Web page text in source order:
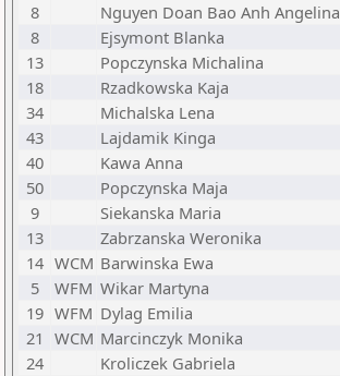
8
Nguyen Doan Bao Anh Angelina
8
Ejsymont Blanka
13
Popczynska Michalina
18
Rzadkowska Kaja
34
Michalska Lena
43
Lajdamik Kinga
40
Kawa Anna
50
Popczynska Maja
9
Siekanska Maria
13
Zabrzanska Weronika
14 WCM Barwinska Ewa
5
WFM Wikar Martyna
19 WFM Dylag Emilia
21 WCM Marcinczyk Monika
24
Kroliczek Gabriela